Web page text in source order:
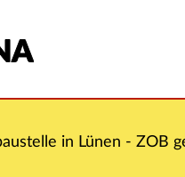
in Lünen - ZOB